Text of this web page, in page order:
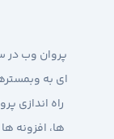
ای به
راه اندازی
ها، افزونه